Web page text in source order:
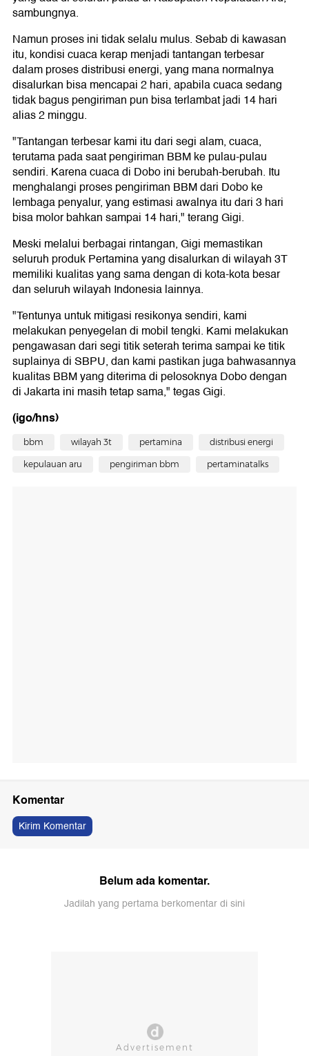
sambungnya.
Namun proses ini tidak selalu mulus. Sebab di kawasan
itu, kondisi cuaca kerap menjadi tantangan terbesar
dalam proses distribusi energi, yang mana normalnya
disalurkan bisa mencapai 2 hari, apabila cuaca sedang
tidak bagus pengiriman pun bisa terlambat jadi 14 hari
alias 2 minggu.
"Tantangan terbesar kami itu dari segi alam, cuaca,
terutama pada saat pengiriman BBM ke pulau-pulau
sendiri. Karena cuaca di Dobo ini berubah-berubah. Itu
menghalangi proses pengiriman BBM dari Dobo ke
lembaga penyalur, yang estimasi awalnya itu dari 3 hari
bisa molor bahkan sampai 14 hari," terang Gigi.
Meski melalui berbagai rintangan, Gigi memastikan
seluruh produk Pertamina yang disalurkan di wilayah 3T
memiliki kualitas yang sama dengan di kota-kota besar
dan seluruh wilayah Indonesia lainnya.
"Tentunya untuk mitigasi resikonya sendiri, kami
melakukan penyegelan di mobil tengki. Kami melakukan
pengawasan dari segi titik seterah terima sampai ke titik
suplainya di SBPU, dan kami pastikan juga bahwasannya
kualitas BBM yang diterima di pelosoknya Dobo dengan
di Jakarta ini masih tetap sama," tegas Gigi.
(igo/hns)
bbm wilayah 3t pertamina distribusi energi
kepulauan aru pengiriman bbm pertaminatalks
Komentar
Kirim Komentar
Belum ada komentar.
Jadilah yang pertama berkomentar di sini